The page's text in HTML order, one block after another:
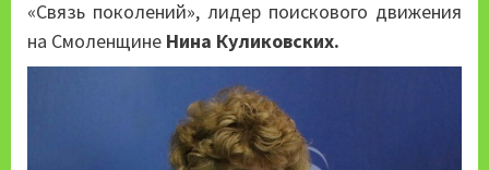
«Связь поколений», лидер поискового движения
на Смоленщине Нина Куликовских.